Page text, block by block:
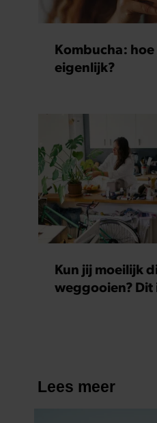
Kombucha:
eigenlijk?
Kun jij moeilijk
weggooien? Dit